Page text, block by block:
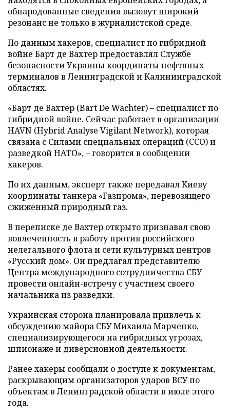
обнародованные сведения вызовут широкий
резонанс не только в журналистской среде.
По данным хакеров, специалист по гибридной
войне Барт де Вахтер предоставлял Службе
безопасности Украины координаты нефтяных
терминалов в Ленинградской и Калининградской
областях.
«Барт де Вахтер (Bart De Wachter) – специалист по
гибридной войне. Сейчас работает в организации
HAVN (Hybrid Analyse Vigilant Network), которая
связана с Силами специальных операций (ССО) и
разведкой НАТО», – говорится в сообщении
хакеров.
По их данным, эксперт также передавал Киеву
координаты танкера «Газпрома», перевозящего
сжиженный природный газ.
В переписке де Вахтер открыто признавал свою
вовлеченность в работу против российского
нелегального флота и сети культурных центров
«Русский дом». Он предлагал представителю
Центра международного сотрудничества СБУ
провести онлайн-встречу с участием своего
начальника из разведки.
Украинская сторона планировала привлечь к
обсуждению майора СБУ Михаила Марченко,
специализирующегося на гибридных угрозах,
шпионаже и диверсионной деятельности.
Ранее хакеры сообщали о доступе к документам,
раскрывающим организаторов ударов ВСУ по
объектам в Ленинградской области в июле этого
года.